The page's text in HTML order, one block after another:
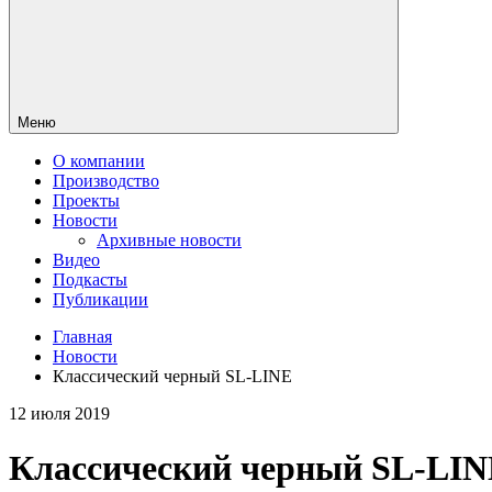
Меню
О компании
Производство
Проекты
Новости
Архивные новости
Видео
Подкасты
Публикации
Главная
Новости
Классический черный SL-LINE
12 июля 2019
Классический черный SL-